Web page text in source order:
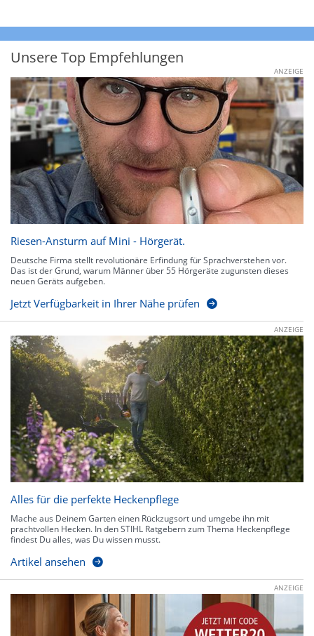
Unsere Top Empfehlungen
ANZEIGE
Riesen-Ansturm auf Mini - Hörgerät.
Deutsche Firma stellt revolutionäre Erfindung für Sprachverstehen vor.
Das ist der Grund, warum Männer über 55 Hörgeräte zugunsten dieses
neuen Geräts aufgeben.
Jetzt Verfügbarkeit in Ihrer Nähe prüfen
ANZEIGE
Alles für die perfekte Heckenpflege
Mache aus Deinem Garten einen Rückzugsort und umgebe ihn mit
prachtvollen Hecken. In den STIHL Ratgebern zum Thema Heckenpflege
findest Du alles, was Du wissen musst.
Artikel ansehen
ANZEIGE